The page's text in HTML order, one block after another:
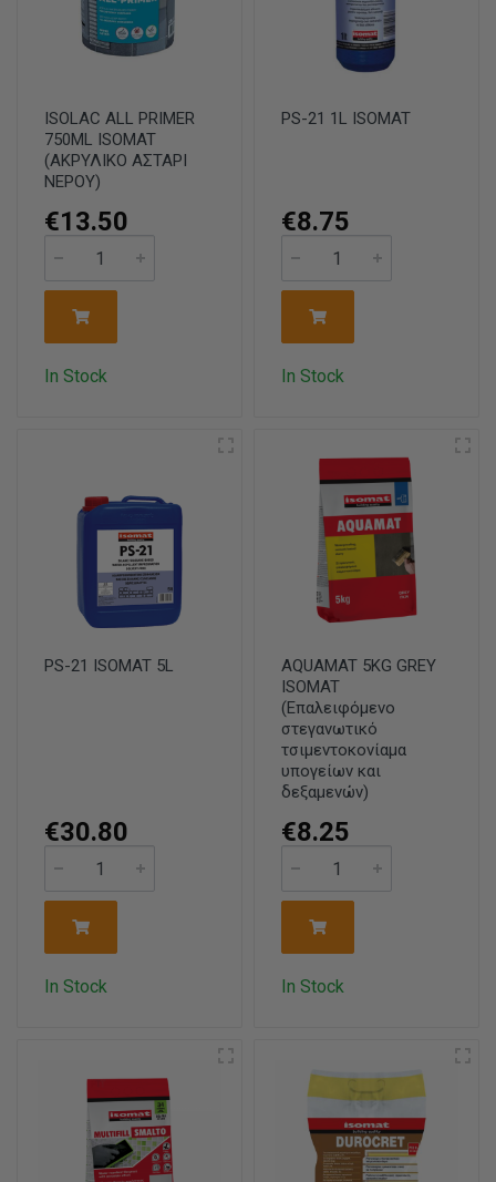
ISOLAC ALL PRIMER
750ML ISOMAT
(ΑΚΡΥΛΙΚΟ ΑΣΤΑΡΙ
ΝΕΡΟΥ)
€13.50
In Stock
PS-21 1L ISOMAT
€8.75
In Stock
PS-21 ISOMAT 5L
€30.80
In Stock
AQUAMAT 5KG GREY
ISOMAT
(Επαλειφόμενο
στεγανωτικό
τσιμεντοκονίαμα
υπογείων και
δεξαμενών)
€8.25
In Stock